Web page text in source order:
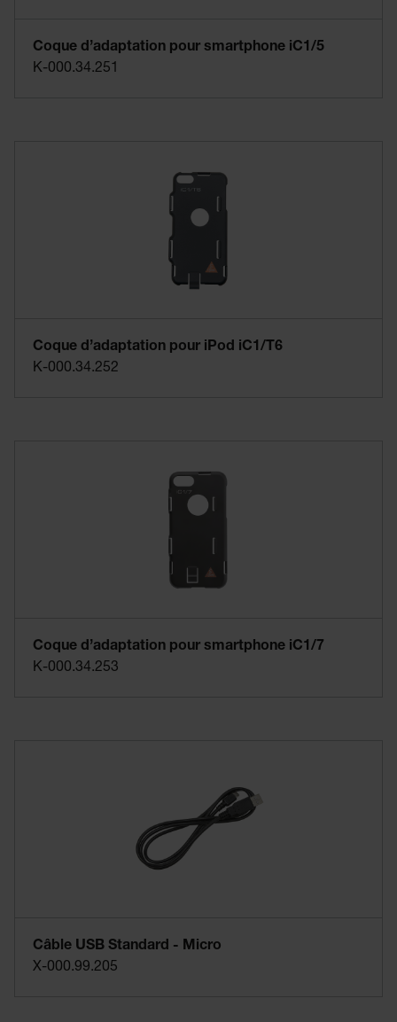
Coque d’adaptation pour smartphone iC1/5
K-000.34.251
Coque d’adaptation pour iPod iC1/T6
K-000.34.252
Coque d’adaptation pour smartphone iC1/7
K-000.34.253
Câble USB Standard - Micro
X-000.99.205